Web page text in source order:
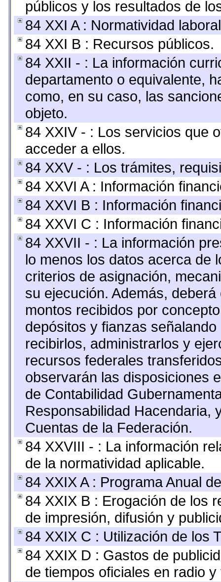
públicos y los resultados de
84 XXI A : Normatividad
84 XXI B : Recursos públicos.
84 XXII - : La información
departamento o equivalente,
como, en su caso, las
objeto.
84 XXIV - : Los servicios que
acceder a ellos.
84 XXV - : Los trámites,
84 XXVI A : Información
84 XXVI B : Información
84 XXVI C : Información
84 XXVII - : La información
lo menos los datos acerca de
criterios de asignación,
su ejecución. Además,
montos recibidos por
depósitos y fianzas
recibirlos, administrarlos y
recursos federales
observarán las disposiciones
de Contabilidad
Responsabilidad Hacendaria,
Cuentas de la Federación.
84 XXVIII - : La información
de la normatividad aplicable.
84 XXIX A : Programa Anual
84 XXIX B : Erogación de los
de impresión, difusión y
84 XXIX C : Utilización de los
84 XXIX D : Gastos de
de tiempos oficiales en radio